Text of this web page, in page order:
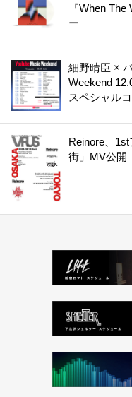
『When
ー
細野晴臣 ×
Weekend
スペシャル
Reinore、
街」MV公開